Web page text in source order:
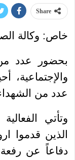
Share
خاص: وكالة
بحضور عدد
والإجتماعية،
عدد من
وتأتي
الذين قدموا
دفاعاً عن